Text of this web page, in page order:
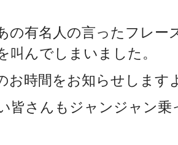
の有名人の言ったフレ
叫んでしまいました。
お時間をお知らせします
皆さんもジャンジャン乗